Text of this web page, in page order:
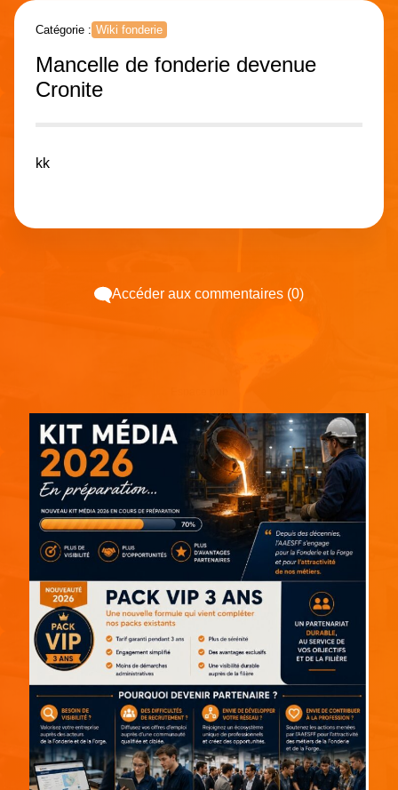
Catégorie : Wiki fonderie
Mancelle de fonderie devenue
Cronite
kk
Accéder aux commentaires (0)